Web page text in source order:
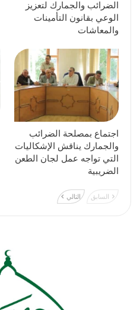
الضرائب والجمارك لتعزيز
الوعي بقانون التأمينات
والمعاشات
اجتماع بمصلحة الضرائب
والجمارك يناقش الإشكاليات
التي تواجه عمل لجان الطعن
الضريبية
السابق التالي